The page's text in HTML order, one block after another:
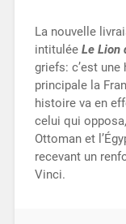
La nouvelle
intitulée Le Lion
griefs: c’est
principale la
histoire va en
celui qui
Ottoman et
recevant un
Vinci.